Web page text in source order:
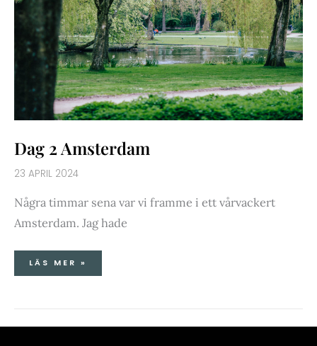
Dag 2 Amsterdam
23 APRIL 2024
Några timmar sena var vi framme i ett vårvackert
Amsterdam. Jag hade
LÄS MER »